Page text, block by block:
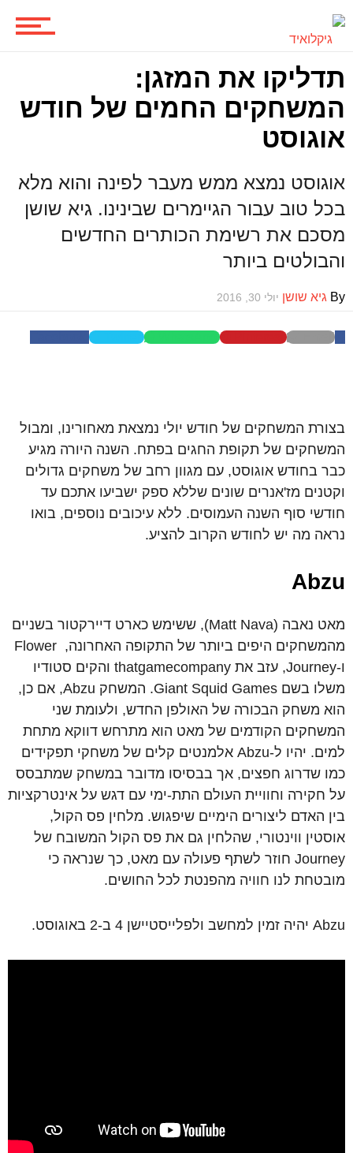
תדליקו את המזגן:
המשחקים החמים של חודש
אוגוסט
אוגוסט נמצא ממש מעבר לפינה והוא מלא
בכל טוב עבור הגיימרים שבינינו. גיא שושן
מסכם את רשימת הכותרים החדשים
והבולטים ביותר
By גיא שושן יולי 30, 2016
Email
בצורת המשחקים של חודש יולי נמצאת מאחורינו, ומבול
המשחקים של תקופת החגים בפתח. השנה היורה מגיע
כבר בחודש אוגוסט, עם מגוון רחב של משחקים גדולים
וקטנים מז'אנרים שונים שללא ספק ישביעו אתכם עד
חודשי סוף השנה העמוסים. ללא עיכובים נוספים, בואו
נראה מה יש לחודש הקרוב להציע.
Abzu
מאט נאבה (Matt Nava), ששימש כארט דיירקטור בשניים
מהמשחקים היפים ביותר של התקופה האחרונה, Flower
ו-Journey, עזב את thatgamecompany והקים סטודיו
משלו בשם Giant Squid Games. המשחק Abzu, אם כן,
הוא משחק הבכורה של האולפן החדש, ולעומת שני
המשחקים הקודמים של מאט הוא מתרחש דווקא מתחת
למים. יהיו ל-Abzu אלמנטים קלים של משחקי תפקידים
כמו שדרוג חפצים, אך בבסיסו מדובר במשחק שמתבסס
על חקירה וחוויית העולם התת-ימי עם דגש על אינטרקציות
בין האדם ליצורים הימיים שיפגוש. מלחין פס הקול,
אוסטין ווינטורי, שהלחין גם את פס הקול המשובח של
Journey חוזר לשתף פעולה עם מאט, כך שנראה כי
מובטחת לנו חוויה מהפנטת לכל החושים.
Abzu יהיה זמין למחשב ולפלייסטיישן 4 ב-2 באוגוסט.